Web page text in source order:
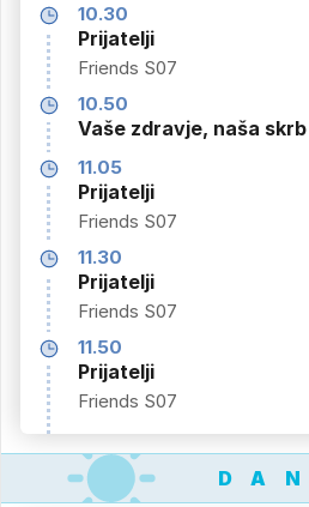
10.30
Prijatelji
Friends S07
10.50
Vaše zdravje, naša skrb
11.05
Prijatelji
Friends S07
11.30
Prijatelji
Friends S07
11.50
Prijatelji
Friends S07
DAN